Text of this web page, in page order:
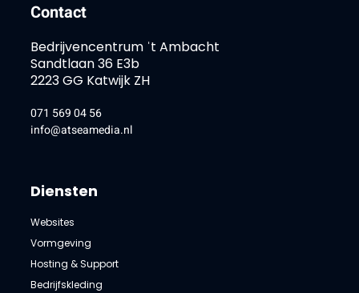
Contact
Bedrijvencentrum ˈt Ambacht
Sandtlaan 36 E3b
2223 GG Katwijk ZH
071 569 04 56
info@atseamedia.nl
Diensten
Websites
Vormgeving
Hosting & Support
Bedrijfskleding